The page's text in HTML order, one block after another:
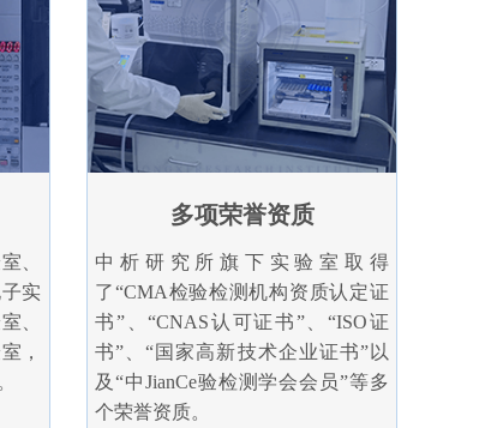
、
实
、
，
多项荣誉资质
中析研究所旗下实验室取得
了“CMA检验检测机构资质认定证
书”、“CNAS认可证书”、“ISO证
书”、“国家高新技术企业证书”以
及“中JianCe验检测学会会员”等多
个荣誉资质。